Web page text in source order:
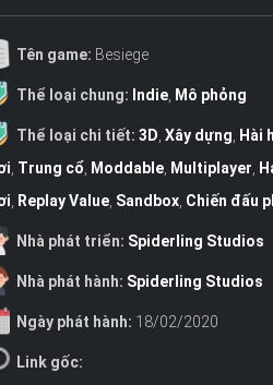
Tên game: Besiege
Thể loại chung: Indie, Mô phỏng
Thể loại chi tiết: 3D, Xây dựng, Hài
, Trung cổ, Moddable, Multiplayer,
, Replay Value, Sandbox, Chiến đấu
Nhà phát triển: Spiderling Studios
Nhà phát hành: Spiderling Studios
Ngày phát hành: 18/02/2020
Link gốc: